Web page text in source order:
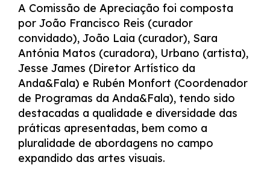
A Comissão de Apreciação foi composta
por João Francisco Reis (curador
convidado), João Laia (curador), Sara
Antónia Matos (curadora), Urbano (artista),
Jesse James (Diretor Artístico da
Anda&Fala) e Rubén Monfort (Coordenador
de Programas da Anda&Fala), tendo sido
destacadas a qualidade e diversidade das
práticas apresentadas, bem como a
pluralidade de abordagens no campo
expandido das artes visuais.